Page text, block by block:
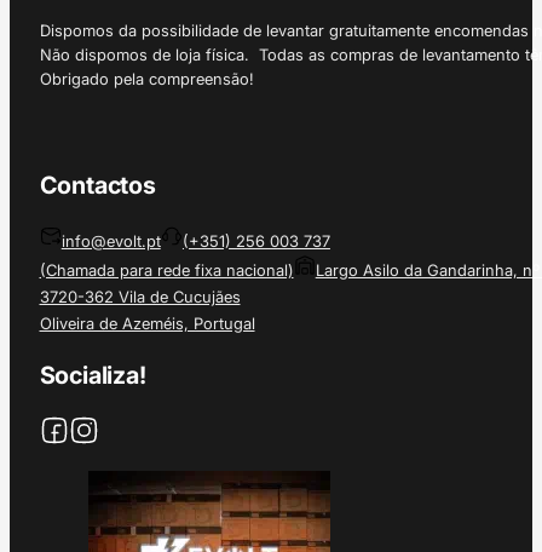
Dispomos da possibilidade de levantar gratuitamente
Não dispomos de loja física. Todas as compras de levantamento
Obrigado pela compreensão!
Contactos
info@evolt.pt
(+351) 256 003 737
(Chamada para rede fixa nacional)
Largo Asilo da Gandarinha, nº
3720-362 Vila de Cucujães
Oliveira de Azeméis, Portugal
Socializa!